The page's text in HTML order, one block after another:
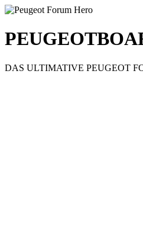
DAS ULTIMATIVE PEUGEOT